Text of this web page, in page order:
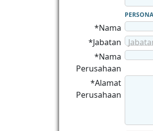
*Nama
*Jabatan
*Nama
Perusahaan
*Alamat
Perusahaan